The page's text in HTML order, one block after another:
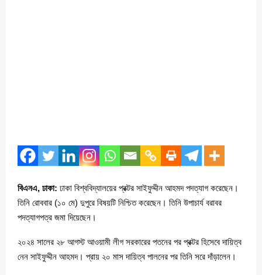
বিএনএ, ঢাকা: ঢাকা বিশ্ববিদ্যালয়ের প্রক্টর সাইফুদ্দীন আহমদ পদত্যাগ করেছেন।
তিনি রোববার (১০ মে) দুপুরে বিষয়টি নিশ্চিত করেছেন। তিনি উপাচার্য বরাবর
পদত্যাগপত্র জমা দিয়েছেন।
২০২৪ সালের ২৮ আগস্ট আওয়ামী লীগ সরকারের পতনের পর প্রক্টর হিসেবে দায়িত্ব
নেন সাইফুদ্দীন আহমদ। প্রায় ২০ মাস দায়িত্ব পালনের পর তিনি সরে দাঁড়ালেন।